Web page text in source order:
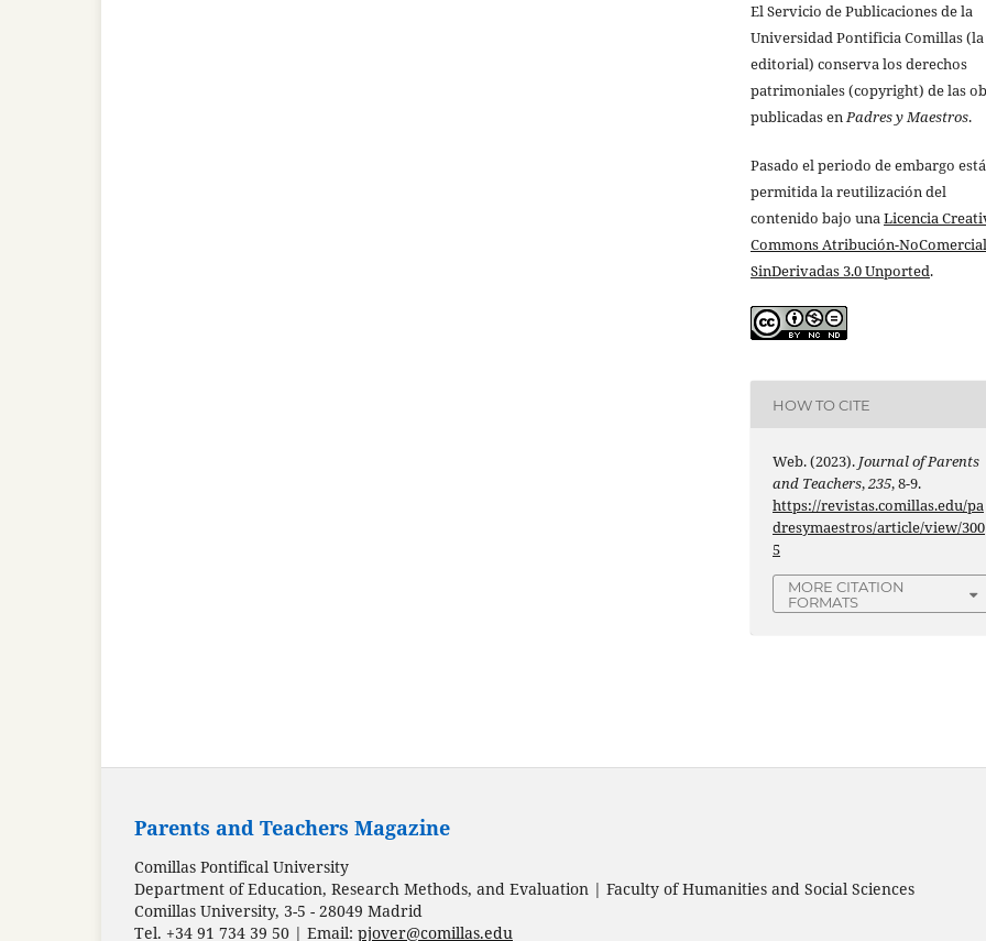
El Servicio de Publicaciones de la
Universidad Pontificia Comillas (la
editorial) conserva los derechos
patrimoniales (copyright) de las
publicadas enPadres y Maestros.
Pasado el periodo de embargo está
permitida la reutilización del
contenido bajo unaLicencia
Commons Atribución-
SinDerivadas 3.0 Unported.
HOW TO CITE
Web. (2023). Journal of Parents
and Teachers,235, 8-9.
https://revistas.comillas.edu/pa
dresymaestros/article/view/300
5
MORE CITATION
FORMATS
Parents and Teachers Magazine
Comillas Pontifical University
Department of Education, Research Methods, and Evaluation | Faculty of Humanities and Social Sciences
Comillas University, 3-5 - 28049 Madrid
Tel. +34 91 734 39 50 | Email: pjover@comillas.edu